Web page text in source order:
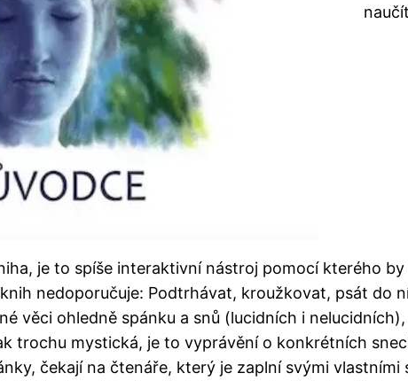
je to spíše interaktivní nástroj pomocí kterého
nedoporučuje: Podtrhávat, kroužkovat, psát do
věci ohledně spánku a snů (lucidních i
trochu mystická, je to vyprávění o konkrétních
čekají na čtenáře, který je zaplní svými